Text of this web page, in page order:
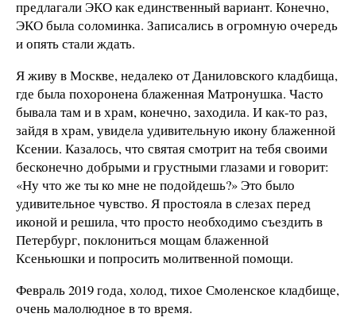
предлагали ЭКО как единственный вариант. Конечно,
ЭКО была соломинка. Записались в огромную очередь
и опять стали ждать.
Я живу в Москве, недалеко от Даниловского кладбища,
где была похоронена блаженная Матронушка. Часто
бывала там и в храм, конечно, заходила. И как-то раз,
зайдя в храм, увидела удивительную икону блаженной
Ксении. Казалось, что святая смотрит на тебя своими
бесконечно добрыми и грустными глазами и говорит:
«Ну что же ты ко мне не подойдешь?» Это было
удивительное чувство. Я простояла в слезах перед
иконой и решила, что просто необходимо съездить в
Петербург, поклониться мощам блаженной
Ксеньюшки и попросить молитвенной помощи.
Февраль 2019 года, холод, тихое Смоленское кладбище,
очень малолюдное в то время.